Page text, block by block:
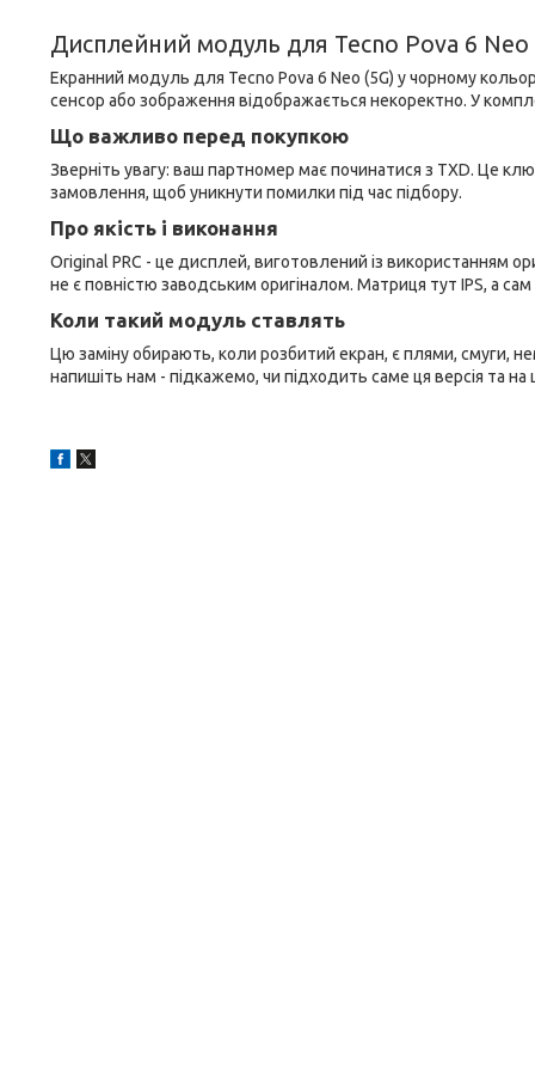
Дисплейний модуль для Tecno Pova 6 Neo
Екранний модуль для Tecno Pova 6 Neo (5G) у чорному
сенсор або зображення відображається некоректно. У
Що важливо перед покупкою
Зверніть увагу: ваш партномер має починатися з TXD. Це
замовлення, щоб уникнути помилки під час підбору.
Про якість і виконання
Original PRC - це дисплей, виготовлений із використанням
не є повністю заводським оригіналом. Матриця тут IPS, а
Коли такий модуль ставлять
Цю заміну обирають, коли розбитий екран, є плями, смуги,
напишіть нам - підкажемо, чи підходить саме ця версія та